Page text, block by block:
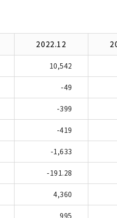
2022.12
10,542
-49
-399
-419
-1,633
-191.28
4,360
995